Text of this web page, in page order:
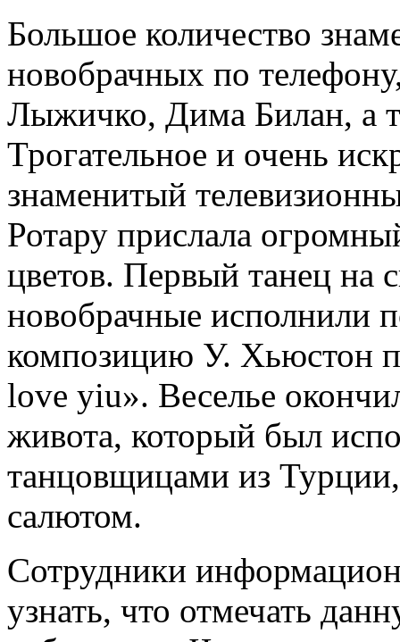
Большое количество
новобрачных по
Лыжичко, Дима Билан, а
Трогательное и очень
знаменитый
Ротару прислала
цветов. Первый танец на
новобрачные исполнили
композицию У. Хьюстон
love yiu». Веселье
живота, который был
танцовщицами из
салютом.
Сотрудники
узнать, что отмечать